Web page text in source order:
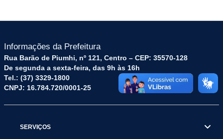
Informações da Prefeitura
Rua Barão de Piumhi, nº 121, Centro – CEP: 35570-128
De segunda a sexta-feira, das 9h às 16h
Tel.: (37) 3329-1800
CNPJ: 16.784.720/0001-25
SERVIÇOS